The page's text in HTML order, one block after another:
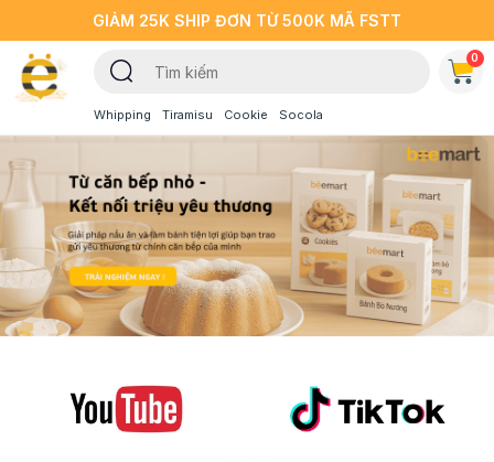
GIẢM 25K SHIP ĐƠN TỪ 500K MÃ FSTT
Whipping Tiramisu Cookie Socola
0